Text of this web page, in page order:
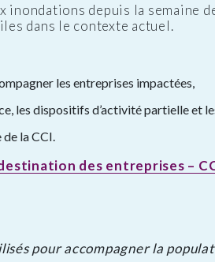
inondations depuis la semaine
dans le contexte actuel.
les entreprises impactées,
les dispositifs d’activité partielle et
la CCI.
des entreprises –
pour accompagner la